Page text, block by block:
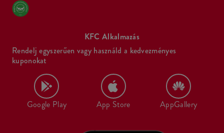
KFC Alkalmazás
Rendelj egyszerűen vagy használd a kedvezményes
kuponokat
Google Play App Store AppGallery